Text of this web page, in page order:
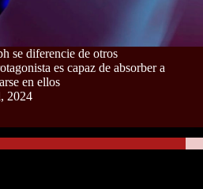
se diferencie de otros
es capaz de absorber a
en ellos
2024